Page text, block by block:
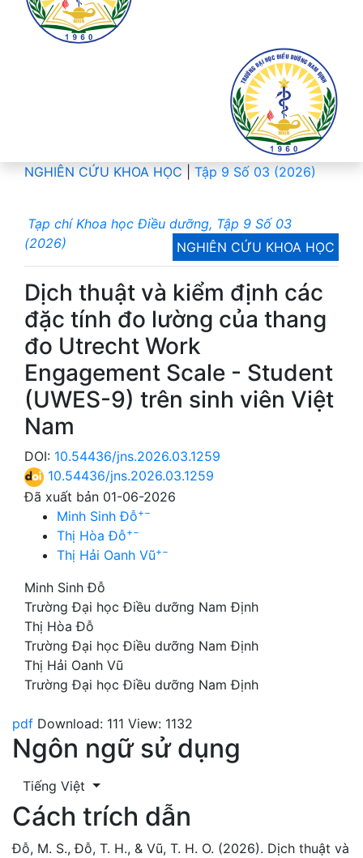
NGHIÊN CỨU KHOA HỌC Tập 9 Số 03 (2026)
Tạp chí Khoa học Điều dưỡng, Tập 9 Số 03
(2026)
NGHIÊN CỨU KHOA HỌC
Dịch thuật và kiểm định các
đặc tính đo lường của thang
đo Utrecht Work
Engagement Scale - Student
(UWES-9) trên sinh viên Việt
Nam
DOI: 10.54436/jns.2026.03.1259
10.54436/jns.2026.03.1259
Đã xuất bản 01-06-2026
Minh Sinh Đỗ+−
Thị Hòa Đỗ+−
Thị Hải Oanh Vũ+−
Minh Sinh Đỗ
Trường Đại học Điều dưỡng Nam Định
Thị Hòa Đỗ
Trường Đại học Điều dưỡng Nam Định
Thị Hải Oanh Vũ
Trường Đại học Điều dưỡng Nam Định
pdf Download: 111 View: 1132
Ngôn ngữ sử dụng
Tiếng Việt
Cách trích dẫn
Đỗ, M. S., Đỗ, T. H., & Vũ, T. H. O. (2026). Dịch thuật và